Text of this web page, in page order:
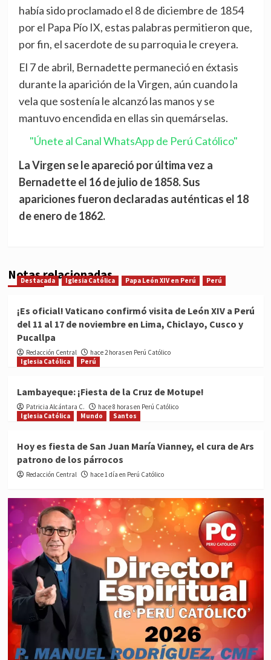
había sido proclamado el 8 de diciembre de 1854
por el Papa Pío IX, estas palabras permitieron que,
por fin, el sacerdote de su parroquia le creyera.
El 7 de abril, Bernadette permaneció en éxtasis
durante la aparición de la Virgen, aún cuando la
vela que sostenía le alcanzó las manos y se
mantuvo encendida en ellas sin quemárselas.
"Únete al Canal WhatsApp de Perú Católico"
La Virgen se le apareció por última vez a
Bernadette el 16 de julio de 1858. Sus
apariciones fueron declaradas auténticas el 18
de enero de 1862.
Notas relacionadas
Destacada Iglesia Católica Papa León XIV en Perú Perú
¡Es oficial! Vaticano confirmó visita de León XIV a Perú
del 11 al 17 de noviembre en Lima, Chiclayo, Cusco y
Pucallpa
Redacción Central
hace 2 horas en Perú Católico
Iglesia Católica
Perú
Lambayeque: ¡Fiesta de la Cruz de Motupe!
Patricia Alcántara C.
hace 8 horas en Perú Católico
Iglesia Católica
Mundo Santos
Hoy es fiesta de San Juan María Vianney, el cura de Ars
patrono de los párrocos
Redacción Central hace 1 día en Perú Católico